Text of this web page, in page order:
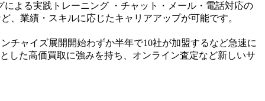
による実践トレーニング
・チャット・メール・電話対応の
、業績・スキルに応じたキャリアアップが可能です。
チャイズ展開開始わずか半年で10社が加盟するなど急速に
した高価買取に強みを持ち、オンライン査定など新しいサ